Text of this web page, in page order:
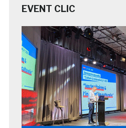
EVENT CLIC